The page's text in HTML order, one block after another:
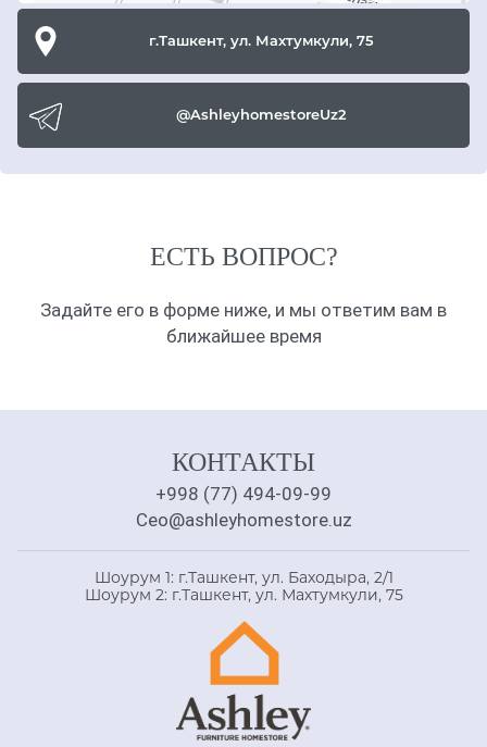
г.Ташкент, ул. Махтумкули, 75
@AshleyhomestoreUz2
ЕСТЬ ВОПРОС?
Задайте его в форме ниже, и мы ответим вам в
ближайшее время
КОНТАКТЫ
+998 (77) 494-09-99
Ceo@ashleyhomestore.uz
Шоурум 1: г.Ташкент, ул. Баходыра, 2/1
Шоурум 2: г.Ташкент, ул. Махтумкули, 75